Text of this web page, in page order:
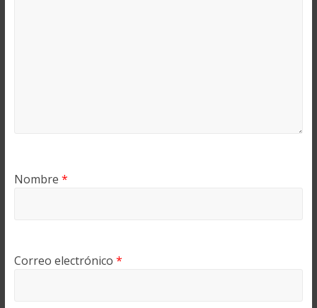
Nombre *
Correo electrónico *